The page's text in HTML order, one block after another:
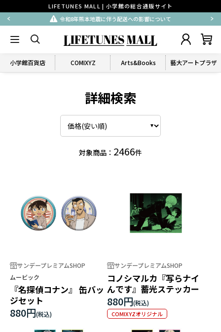
LIFETUNES MALL | 小学館の総合通販サイト
令和8年熊本地震に伴う配送への影響について
小学館百貨店 COMIXYZ Arts&Books 藝大アートプラザ
詳細検索
対象商品： 2466件
サンデープレミアムSHOP
ムービック
『名探偵コナン』 缶バッ
ジセット
880円
サンデープレミアムSHOP
コノシマルカ『写らナイ
んです』蓄光ステッカー
880円
COMIXYZオリジナル